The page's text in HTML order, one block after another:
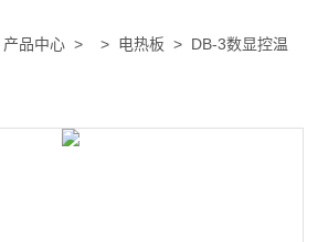
产品中心 > > 电热板 > DB-3数显控温